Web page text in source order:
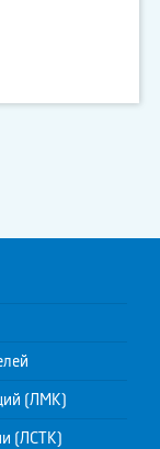
(ЛМК)
(ЛСТК)